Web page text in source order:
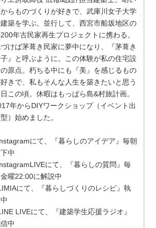
らものづくりが好きで、武庫川女子大学
築を学ぶ。並行して、西宮市船坂地区の
年古民家再生プロジェクトに携わる。
けば茅葺き民家に夢中になり、『茅葺き
』と呼ぶように。この体験が私の住宅設
原点。朽ちる中にも『美』を感じるもの
きで、私もそんな人生を築きたいと思う
この頃。休暇はもっぱら島&村旅計画。
年からDIYワークショップ（イベント出
）始めました。
にて、『暮らしのアイデア』毎朝
中
にて、『暮らしの質問』毎
曜22:00に解説中
にて、『暮らしづくりのレシピ』執
LIVEにて、『建築学生応援ラジオ』
中